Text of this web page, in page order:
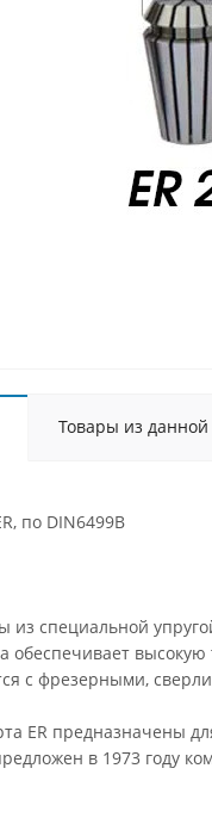
Товары из данной
по DIN6499B
из специальной
обеспечивает высокую
с фрезерными,
ER предназначены
в 1973 году